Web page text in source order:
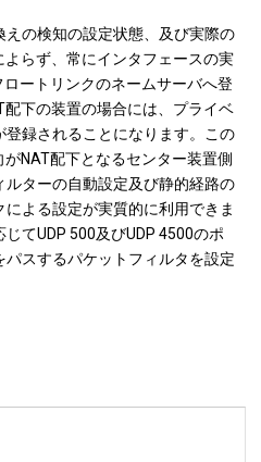
えの検知の設定状態、及び実際の
よらず、常にインタフェースの実
ロートリンクのネームサーバへ登
配下の装置の場合には、プライベ
登録されることになります。この
がNAT配下となるセンター装置側
ルターの自動設定及び静的経路の
による設定が実質的に利用できま
てUDP 500及びUDP 4500のポ
パスするパケットフィルタを設定